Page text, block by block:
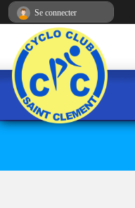
Se connecter
Panneau de gestion des cookies